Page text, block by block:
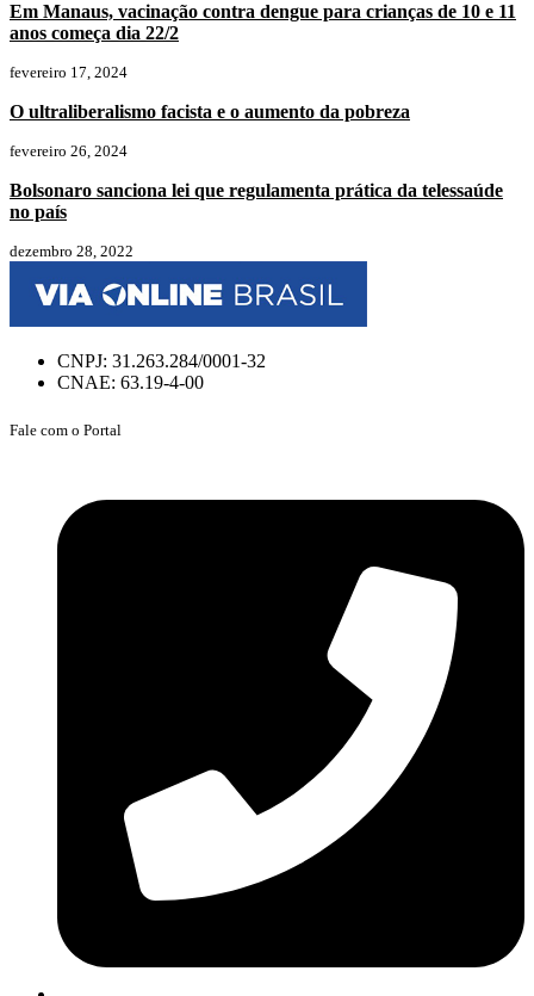
Em Manaus, vacinação contra dengue para crianças de 10 e 11
anos começa dia 22/2
fevereiro 17, 2024
O ultraliberalismo facista e o aumento da pobreza
fevereiro 26, 2024
Bolsonaro sanciona lei que regulamenta prática da telessaúde
no país
dezembro 28, 2022
CNPJ: 31.263.284/0001-32
CNAE: 63.19-4-00
Fale com o Portal